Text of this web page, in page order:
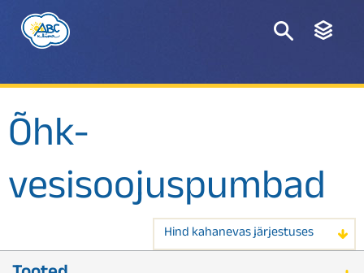
Õhk-
vesisoojuspumbad
Hind kahanevas järjestuses